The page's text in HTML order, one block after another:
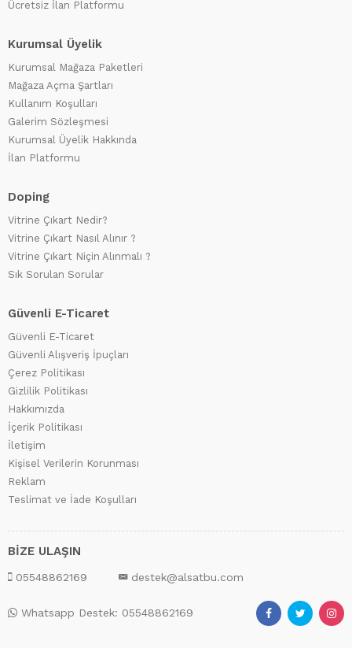
Ücretsiz İlan Platformu
Kurumsal Üyelik
Kurumsal Mağaza Paketleri
Mağaza Açma Şartları
Kullanım Koşulları
Galerim Sözleşmesi
Kurumsal Üyelik Hakkında
İlan Platformu
Doping
Vitrine Çıkart Nedir?
Vitrine Çıkart Nasıl Alınır ?
Vitrine Çıkart Niçin Alınmalı ?
Sık Sorulan Sorular
Güvenli E-Ticaret
Güvenli E-Ticaret
Güvenli Alışveriş İpuçları
Çerez Politikası
Gizlilik Politikası
Hakkımızda
İçerik Politikası
İletişim
Kişisel Verilerin Korunması
Reklam
Teslimat ve İade Koşulları
BİZE ULAŞIN
05548862169 destek@alsatbu.com
Whatsapp Destek: 05548862169